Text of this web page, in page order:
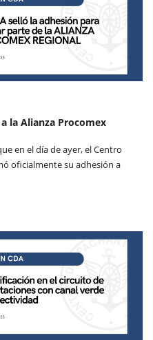
a la Alianza Procomex
en el día de ayer, el Centro
oficialmente su adhesión a